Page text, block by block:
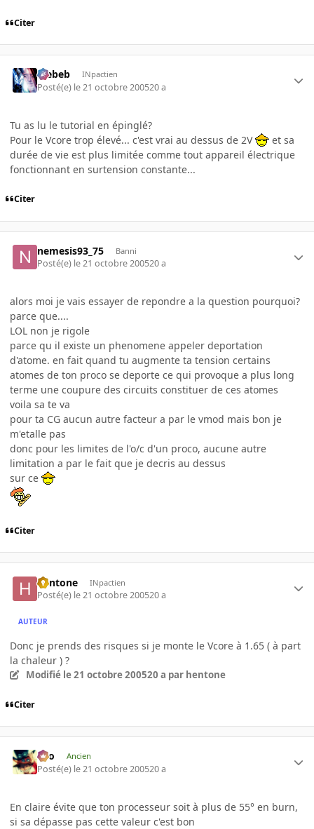
Citer
Trebeb INpactien
Posté(e) le 21 octobre 200520 a
Tu as lu le tutorial en épinglé?
Pour le Vcore trop élevé... c'est vrai au dessus de 2V
et sa
durée de vie est plus limitée comme tout appareil électrique
fonctionnant en surtension constante...
Citer
nemesis93_75 Banni
Posté(e) le 21 octobre 200520 a
alors moi je vais essayer de repondre a la question pourquoi?
parce que....
LOL non je rigole
parce qu il existe un phenomene appeler deportation
d'atome. en fait quand tu augmente ta tension certains
atomes de ton proco se deporte ce qui provoque a plus long
terme une coupure des circuits constituer de ces atomes
voila sa te va
pour ta CG aucun autre facteur a par le vmod mais bon je
m'etalle pas
donc pour les limites de l'o/c d'un proco, aucune autre
limitation a par le fait que je decris au dessus
sur ce
Citer
hentone INpactien
Posté(e) le 21 octobre 200520 a
AUTEUR
Donc je prends des risques si je monte le Vcore à 1.65 ( à part
la chaleur ) ?
Modifié le 21 octobre 200520 a par hentone
Citer
eYo Ancien
Posté(e) le 21 octobre 200520 a
En claire évite que ton processeur soit à plus de 55° en burn,
si sa dépasse pas cette valeur c'est bon